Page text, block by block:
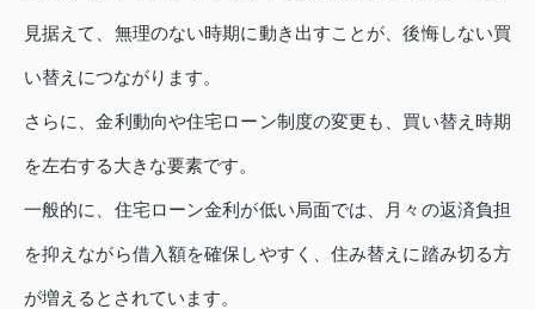
見据えて、無理のない時期に動き出すことが、後悔しない買
い替えにつながります。
さらに、金利動向や住宅ローン制度の変更も、買い替え時期
を左右する大きな要素です。
一般的に、住宅ローン金利が低い局面では、月々の返済負担
を抑えながら借入額を確保しやすく、住み替えに踏み切る方
が増えるとされています。